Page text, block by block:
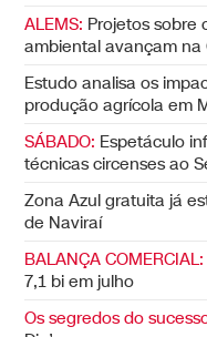
ALEMS: Projetos sobre
ambiental avançam na
Estudo analisa os
produção agrícola em
SÁBADO: Espetáculo
técnicas circenses ao
Zona Azul gratuita já
de Naviraí
BALANÇA COMERCIAL:
7,1 bi em julho
Os segredos do